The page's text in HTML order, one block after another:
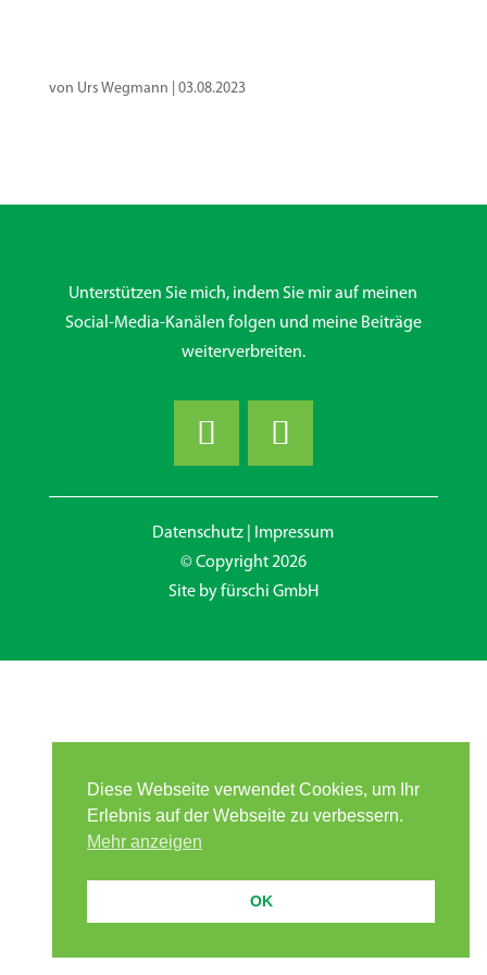
von Urs Wegmann 03.08.2023
Unterstützen Sie mich, indem Sie mir auf meinen
Social-Media-Kanälen folgen und meine Beiträge
weiterverbreiten.
Datenschutz
Impressum
© Copyright 2026
Site byfürschi GmbH
Diese Webseite verwendet Cookies, um Ihr
Erlebnis auf der Webseite zu verbessern.
Mehr anzeigen
OK